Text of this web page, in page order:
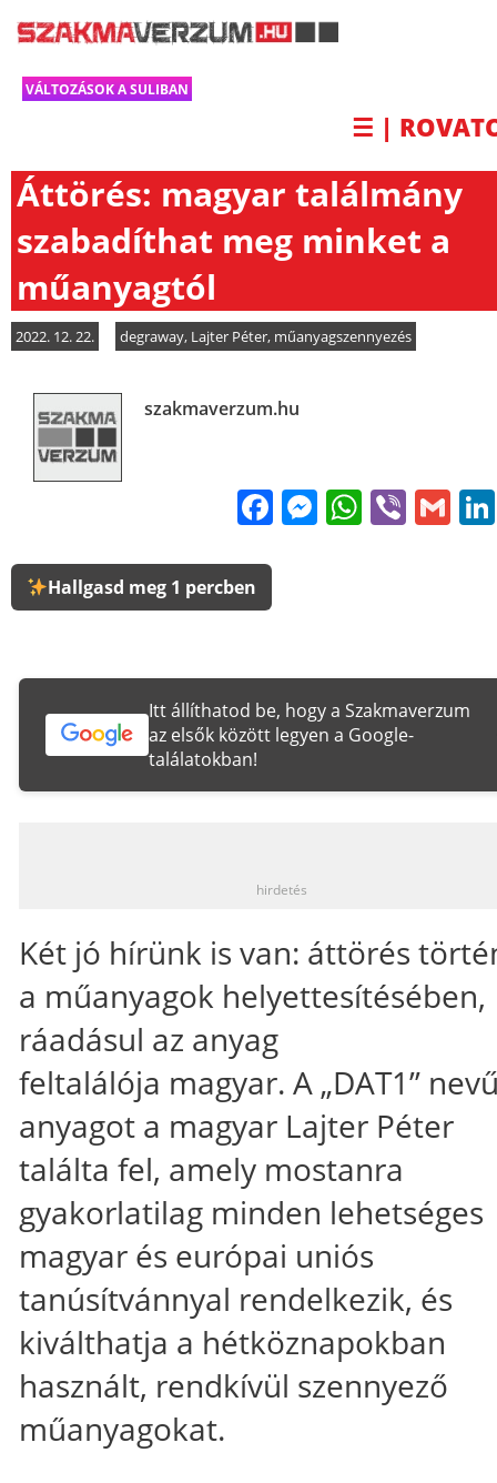
VÁLTOZÁSOK A SULIBAN
☰ |
Áttörés: magyar találmány
szabadíthat meg minket a
műanyagtól
2022. 12. 22. degraway, Lajter Péter, műanyagszennyezés
szakmaverzum.hu
FacebookViber
Hallgasd meg 1 percben
Itt állíthatod be, hogy a Szakmaverzum
az elsők között legyen a Google-
találatokban!
hirdetés
Két jó hírünk is van: áttörés
a műanyagok helyettesítésében,
ráadásul az anyag
feltalálója magyar. A „DAT1”
anyagot a magyar Lajter Péter
találta fel, amely mostanra
gyakorlatilag minden lehetséges
magyar és európai uniós
tanúsítvánnyal rendelkezik, és
kiválthatja a hétköznapokban
használt, rendkívül szennyező
műanyagokat.